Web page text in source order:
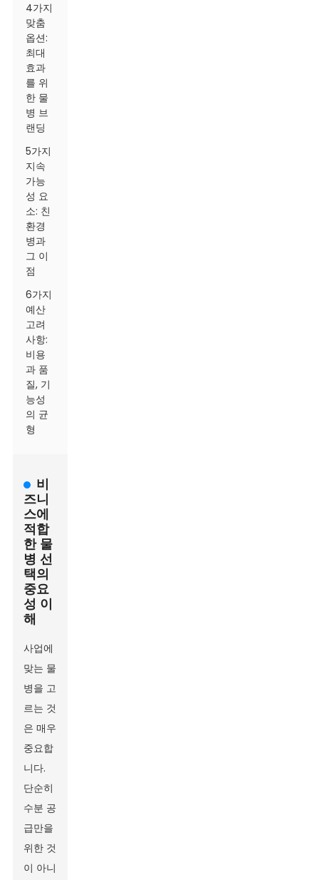
4가지
맞춤
옵션:
최대
효과
를 위
한 물
병 브
랜딩
5가지
지속
가능
성 요
소: 친
환경
병과
그 이
점
6가지
예산
고려
사항:
비용
과 품
질, 기
능성
의 균
형
비
즈니
스에
적합
한 물
병 선
택의
중요
성 이
해
사업에
맞는 물
병을 고
르는 것
은 매우
중요합
니다.
단순히
수분 공
급만을
위한 것
이 아니